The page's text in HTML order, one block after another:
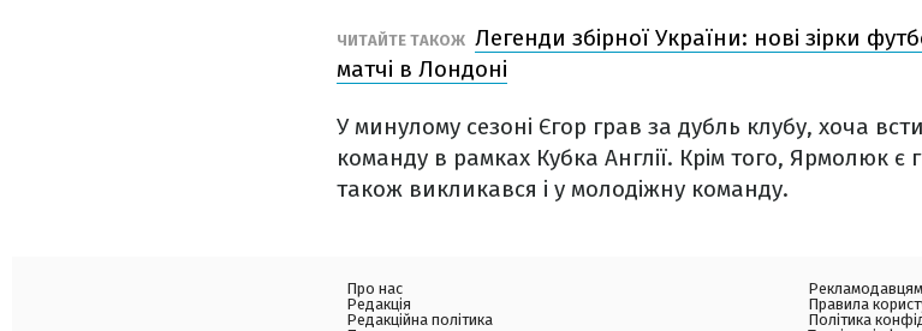
ЧИТАЙТЕ ТАКОЖ Легенди збірної України: нові зірки
матчі в Лондоні
У минулому сезоні Єгор грав за дубль клубу, хоча
команду в рамках Кубка Англії. Крім того, Ярмолюк є
також викликався і у молодіжну команду.
Про нас
Редакція
Редакційна політика
Рекламодавцям
Правила
Політика